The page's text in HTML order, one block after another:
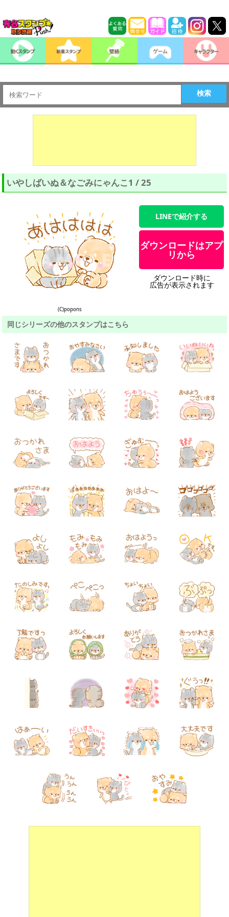
検索
いやしばいぬ＆なごみにゃんこ1 / 25
(C)popons
LINEで紹介する
ダウンロードはアプ
リから
ダウンロード時に
広告が表示されます
同じシリーズの他のスタンプはこちら